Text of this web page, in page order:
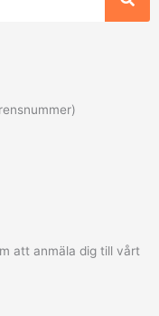
att anmäla dig till vårt